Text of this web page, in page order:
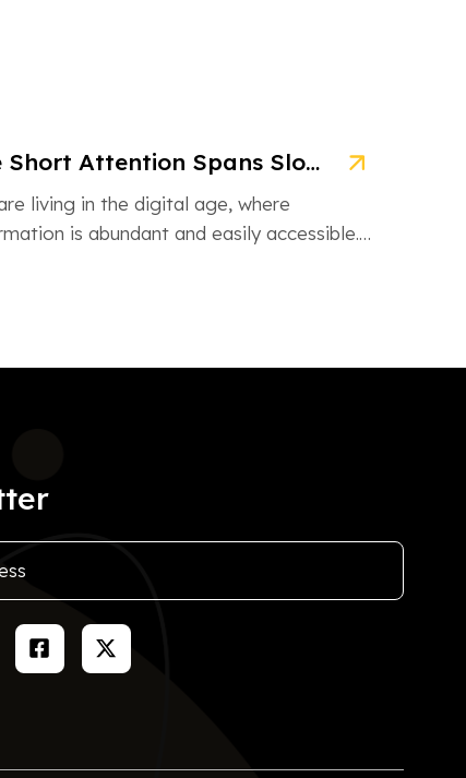
Are Short Attention Spans Slowing Down Children’s Learning?
living in the digital age, where
is abundant and easily accessible.